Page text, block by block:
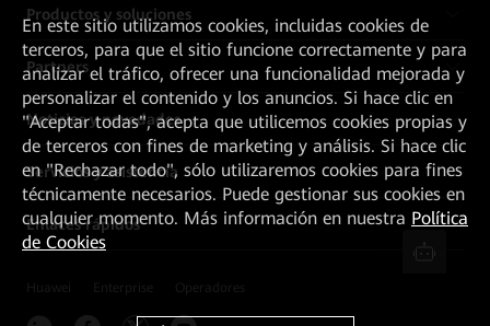
Productos y soluciones
Partners
Noticias y novedades
Servicios y asistencia
Enlaces rápidos
En este sitio utilizamos cookies, incluidas cookies de
terceros, para que el sitio funcione correctamente y para
analizar el tráfico, ofrecer una funcionalidad mejorada y
personalizar el contenido y los anuncios. Si hace clic en
"Aceptar todas", acepta que utilicemos cookies propias y
de terceros con fines de marketing y análisis. Si hace clic
en "Rechazar todo", sólo utilizaremos cookies para fines
técnicamente necesarios. Puede gestionar sus cookies en
cualquier momento. Más información en nuestra Política
de Cookies